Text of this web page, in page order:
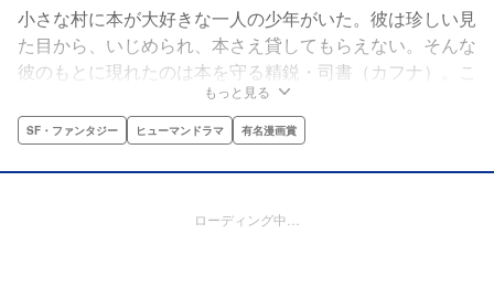
小さな村に本が大好きな一人の少年がいた。彼は珍しい見
た目から、いじめられ、本さえ貸してもらえない。そんな
彼のもとに現れたのは本を守る精鋭・司書（カフナ）。こ
の司書との出会いが、少年の運命を大きく変える――！！
もっと見る
SF・ファンタジー ヒューマンドラマ 有名漫画賞
ローディング中…